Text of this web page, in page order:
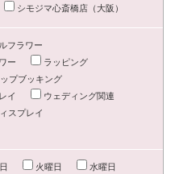
シモジマ心斎橋店（大阪）
フラワー
ー
ラッピング
プブッキング
イ
ウェディング関連
スプレイ
火曜日
水曜日